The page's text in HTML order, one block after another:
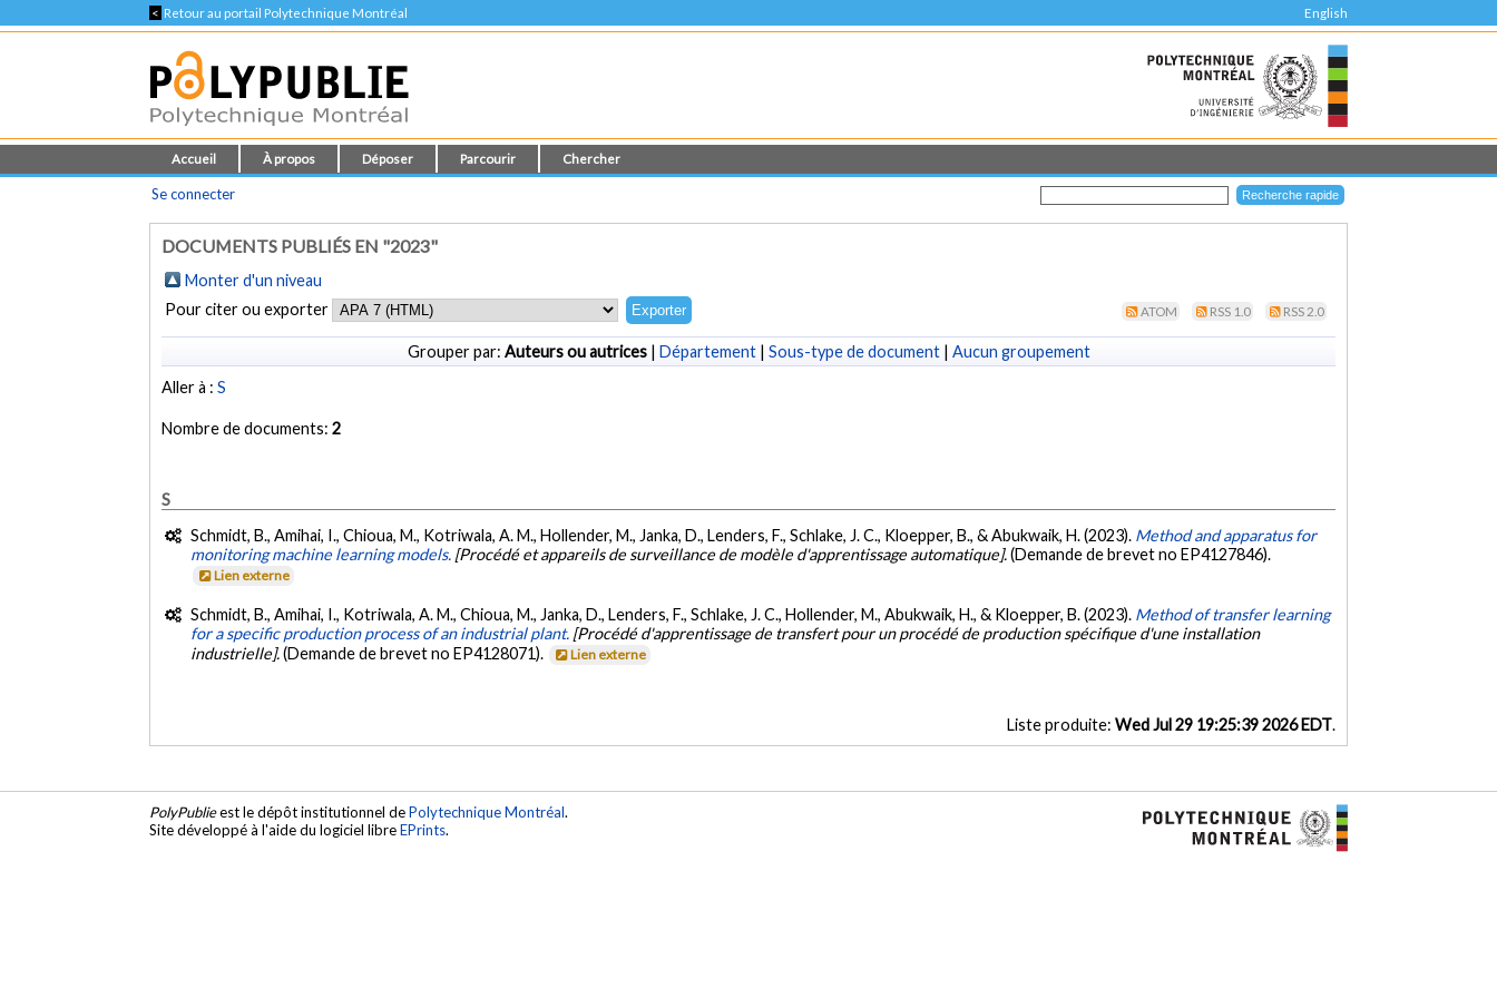
< Retour au portail Polytechnique Montréal English
Accueil À propos Déposer Parcourir Chercher
Se connecter
DOCUMENTS PUBLIÉS EN "2023"
Monter d'un niveau
Pour citer ou exporter
ATOM RSS 1.0 RSS 2.0
Grouper par: Auteurs ou autrices| Département| Sous-type de document| Aucun groupement
Aller à :S
Nombre de documents:2
S
Schmidt, B., Amihai, I., Chioua, M., Kotriwala, A. M., Hollender, M., Janka, D., Lenders, F., Schlake, J. C., Kloepper, B., & Abukwaik, H. (2023). Method and apparatus for
monitoring machine learning models. [Procédé et appareils de surveillance de modèle d'apprentissage automatique].(Demande de brevet no EP4127846).
Lien externe
Schmidt, B., Amihai, I., Kotriwala, A. M., Chioua, M., Janka, D., Lenders, F., Schlake, J. C., Hollender, M., Abukwaik, H., & Kloepper, B. (2023). Method of transfer learning
for a specific production process of an industrial plant. [Procédé d'apprentissage de transfert pour un procédé de production spécifique d'une installation
industrielle].(Demande de brevet no EP4128071). Lien externe
Liste produite: Wed Jul 29 19:25:39 2026 EDT.
PolyPublieest le dépôt institutionnel dePolytechnique Montréal.
Site développé à l'aide du logiciel libreEPrints.